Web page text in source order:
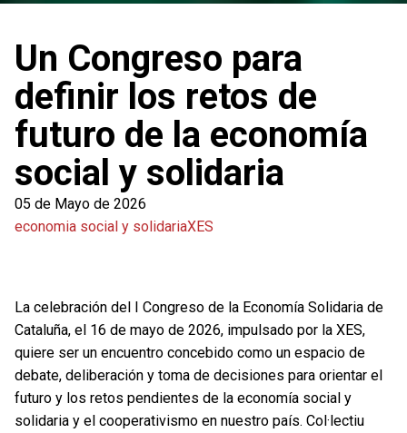
Un Congreso para
definir los retos de
futuro de la economía
social y solidaria
05 de Mayo de 2026
economia social y solidariaXES
La celebración del I Congreso de la Economía Solidaria de
Cataluña, el 16 de mayo de 2026, impulsado por la XES,
quiere ser un encuentro concebido como un espacio de
debate, deliberación y toma de decisiones para orientar el
futuro y los retos pendientes de la economía social y
solidaria y el cooperativismo en nuestro país. Col·lectiu